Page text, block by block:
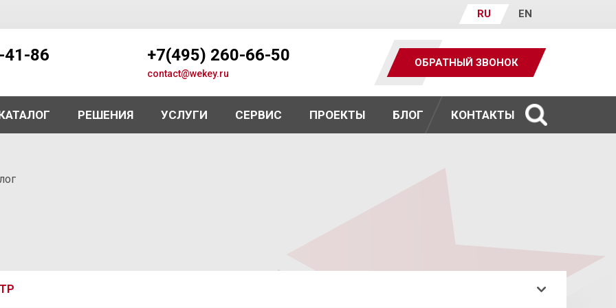
RU EN
41-86 +7(495) 260-66-50
contact@wekey.ru
ОБРАТНЫЙ ЗВОНОК
РЕШЕНИЯ УСЛУГИ СЕРВИС ПРОЕКТЫ БЛОГ КОНТАКТЫ